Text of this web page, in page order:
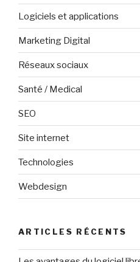
Logiciels et applications
Marketing Digital
Réseaux sociaux
Santé / Medical
SEO
Site internet
Technologies
Webdesign
ARTICLES RÉCENTS